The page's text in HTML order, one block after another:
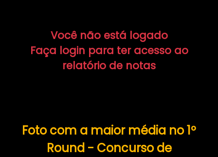
Você não está logado
Faça login para ter acesso ao
relatório de notas
Foto com a maior média no 1º
Round - Concurso de